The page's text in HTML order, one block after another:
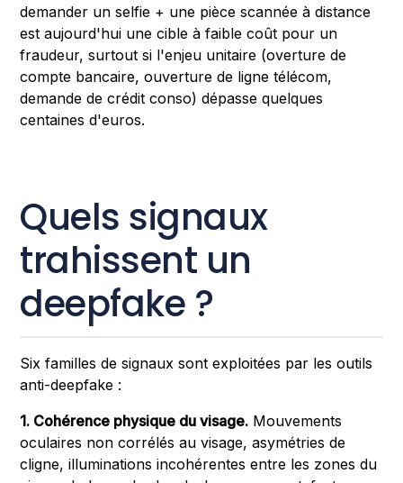
demander un selfie + une pièce scannée à distance
est aujourd'hui une cible à faible coût pour un
fraudeur, surtout si l'enjeu unitaire (overture de
compte bancaire, ouverture de ligne télécom,
demande de crédit conso) dépasse quelques
centaines d'euros.
Quels signaux
trahissent un
deepfake ?
Six familles de signaux sont exploitées par les outils
anti-deepfake :
1. Cohérence physique du visage. Mouvements
oculaires non corrélés au visage, asymétries de
cligne, illuminations incohérentes entre les zones du